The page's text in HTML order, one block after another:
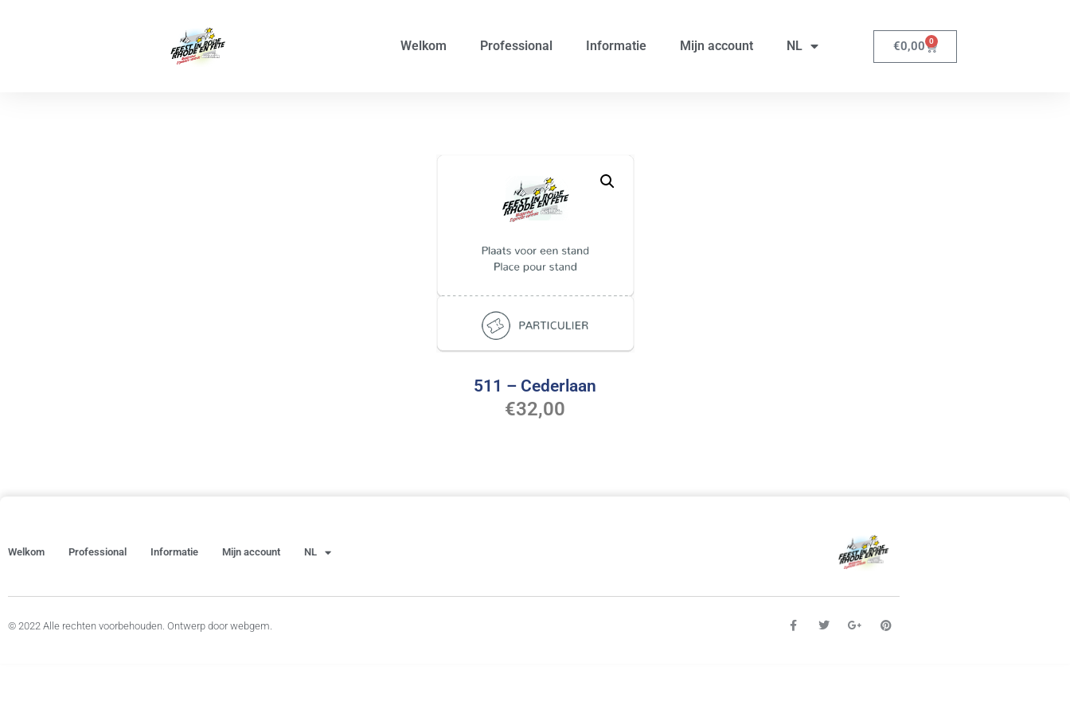
Welkom Professional Informatie Mijn account NL €0,00 0
511 – Cederlaan
€32,00
Welkom Professional Informatie Mijn account NL
© 2022 Alle rechten voorbehouden. Ontwerp door webgem.